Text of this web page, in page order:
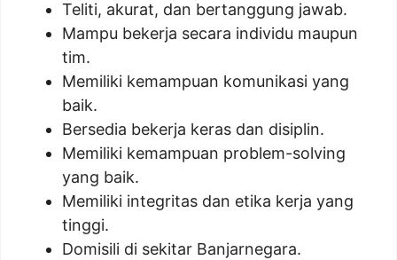
Teliti, akurat, dan bertanggung jawab.
Mampu bekerja secara individu maupun
tim.
Memiliki kemampuan komunikasi yang
baik.
Bersedia bekerja keras dan disiplin.
Memiliki kemampuan problem-solving
yang baik.
Memiliki integritas dan etika kerja yang
tinggi.
Domisili di sekitar Banjarnegara.